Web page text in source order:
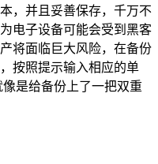
，并且妥善保存，千万不
电子设备可能会受到黑客
将面临巨大风险，在备份
按照提示输入相应的单
是给备份上了一把双重